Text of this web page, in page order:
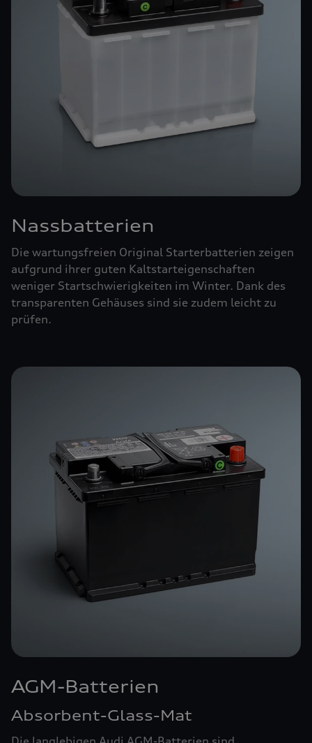
Nassbatterien
Die wartungsfreien Original Starterbatterien zeigen
aufgrund ihrer guten Kaltstarteigenschaften
weniger Startschwierigkeiten im Winter. Dank des
transparenten Gehäuses sind sie zudem leicht zu
prüfen.
AGM-Batterien
Absorbent-Glass-Mat